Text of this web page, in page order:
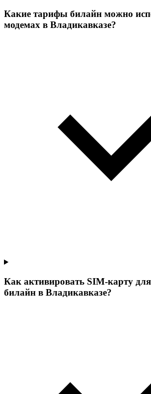
Какие тарифы билайн можно
модемах в Владикавказе?
Как активировать SIM-карту
билайн в Владикавказе?